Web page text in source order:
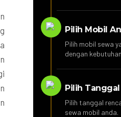
Pilih Mobil
Pilih mobil sewa
dengan
Pilih
Pilih tanggal
sewa mobil anda.